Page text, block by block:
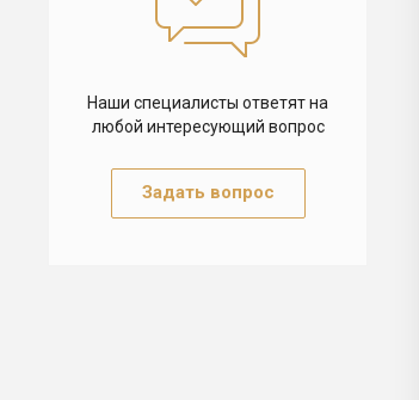
Наши специалисты ответят на
любой интересующий вопрос
Задать вопрос